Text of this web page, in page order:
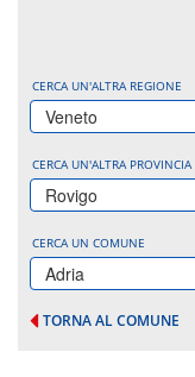
CERCA UN'ALTRA REGIONE
Veneto
CERCA UN'ALTRA PROVINCIA
Rovigo
CERCA UN COMUNE
Adria
TORNA AL COMUNE